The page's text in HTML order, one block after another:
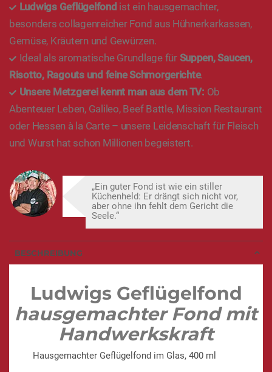
Ludwigs Geflügelfond ist ein hausgemachter,
besonders collagenreicher Fond aus Hühnerkarkassen,
Gemüse, Kräutern und Gewürzen.
Ideal als aromatische Grundlage für Suppen, Saucen,
Risotto, Ragouts und feine Schmorgerichte.
Unsere Metzgerei kennt man aus dem TV: Ob
Abenteuer Leben, Galileo, Beef Battle, Mission Restaurant
oder Hessen à la Carte – unsere Leidenschaft für Fleisch
und Wurst hat schon Millionen begeistert.
„Ein guter Fond ist wie ein stiller
Küchenheld: Er drängt sich nicht vor,
aber ohne ihn fehlt dem Gericht die
Seele.“
BESCHREIBUNG
Ludwigs Geflügelfond
hausgemachter Fond mit
Handwerkskraft
Hausgemachter Geflügelfond im Glas, 400 ml